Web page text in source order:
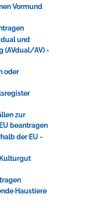
Vormund
und
(AVdual/AV) -
oder
zur
beantragen
der EU -
Haustiere